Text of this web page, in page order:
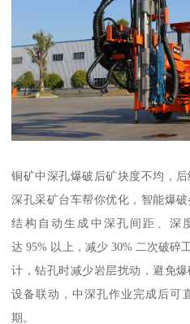
铜矿中深孔爆破后矿块度不均，
深孔采矿台车帮你优化，智能爆
结构自动生成中深孔间距、深
达 95% 以上，减少 30% 二次破碎
计，钻孔时减少岩层扰动，避免
设备联动，中深孔作业完成后可
期。